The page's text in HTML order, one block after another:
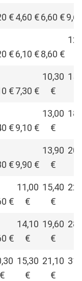
€4,60 €6,60 €
€6,10 €8,60 €
€7,30 €
10,30
€
€9,10 €
13,00
€
€9,90 €
13,90
€
€
11,00
€
15,40
€
€
14,10
€
19,60
€
€
15,30
€
21,10
€